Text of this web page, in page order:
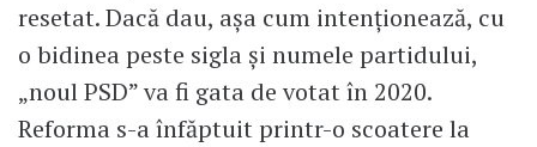
resetat. Dacă dau, așa cum intenționează, cu
o bidinea peste sigla și numele partidului,
„noul PSD” va fi gata de votat în 2020.
Reforma s-a înfăptuit printr-o scoatere la